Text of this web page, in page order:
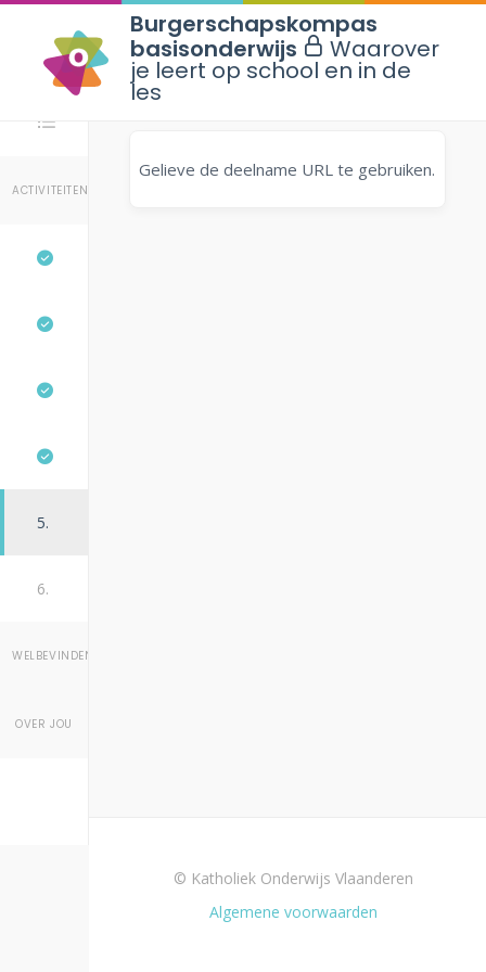
ACTIVITEITEN
5.
6.
WELBEVINDEN
OVER JOU
Gelieve de deelname URL te gebruiken.
© Katholiek Onderwijs Vlaanderen
Algemene voorwaarden
Burgerschapskompas
basisonderwijs
Waarover
je leert op school en in de
les